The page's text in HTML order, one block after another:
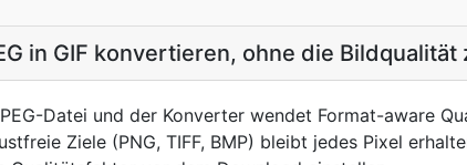
in GIF konvertieren, ohne die Bildqualität
Datei und der Konverter wendet Format-aware
Ziele (PNG, TIFF, BMP) bleibt jedes Pixel